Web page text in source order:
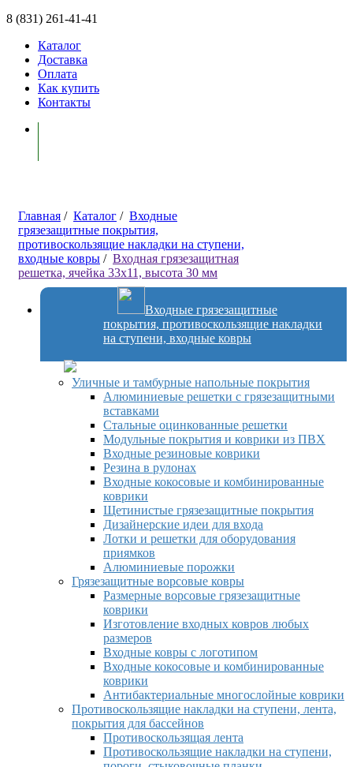
8 (831) 261-41-41
Каталог
Доставка
Оплата
Как купить
Контакты
Главная / Каталог / Входные
грязезащитные покрытия,
противоскользящие накладки на ступени,
входные ковры / Входная грязезащитная
решетка, ячейка 33х11, высота 30 мм
Входные грязезащитные
покрытия, противоскользящие накладки
на ступени, входные ковры
Уличные и тамбурные напольные покрытия
Алюминиевые решетки с грязезащитными
вставками
Стальные оцинкованные решетки
Модульные покрытия и коврики из ПВХ
Входные резиновые коврики
Резина в рулонах
Входные кокосовые и комбинированные
коврики
Щетинистые грязезащитные покрытия
Дизайнерские идеи для входа
Лотки и решетки для оборудования
приямков
Алюминиевые порожки
Грязезащитные ворсовые ковры
Размерные ворсовые грязезащитные
коврики
Изготовление входных ковров любых
размеров
Входные ковры с логотипом
Входные кокосовые и комбинированные
коврики
Антибактериальные многослойные коврики
Противоскользящие накладки на ступени, лента,
покрытия для бассейнов
Противоскользящая лента
Противоскользящие накладки на ступени,